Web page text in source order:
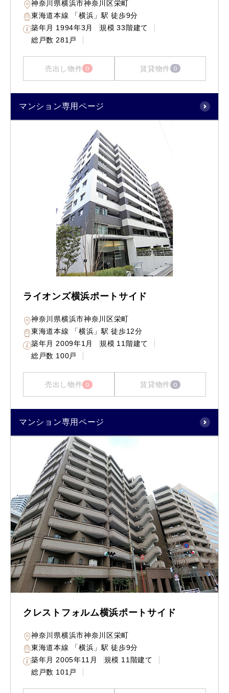
神奈川県横浜市神奈川区栄町
東海道本線 「横浜」駅 徒歩9分
築年月 1994年3月 規模 33階建て
総戸数 281戸
売出し物件 0 賃貸物件 0
マンション専用ページ
ライオンズ横浜ポートサイド
神奈川県横浜市神奈川区栄町
東海道本線 「横浜」駅 徒歩12分
築年月 2009年1月 規模 11階建て
総戸数 100戸
売出し物件 0 賃貸物件 0
マンション専用ページ
クレストフォルム横浜ポートサイド
神奈川県横浜市神奈川区栄町
東海道本線 「横浜」駅 徒歩9分
築年月 2005年11月 規模 11階建て
総戸数 101戸